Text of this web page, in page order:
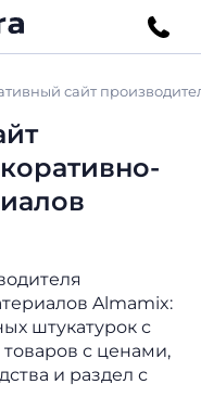
сайт
Almamix:
штукатурок с
с ценами,
и раздел с